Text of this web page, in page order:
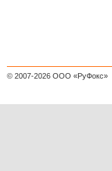
© 2007-2026 ООО «РуФокс»